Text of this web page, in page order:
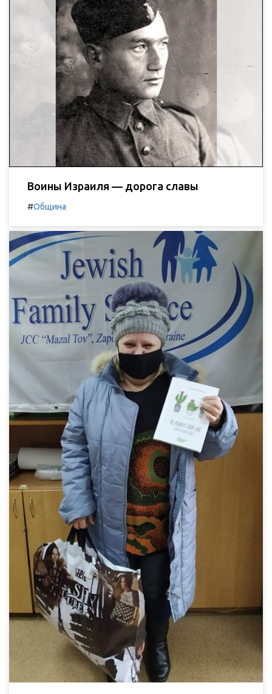
Воины Израиля — дорога славы
#Община